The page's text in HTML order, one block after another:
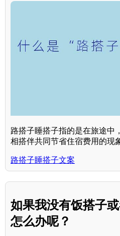
路搭子睡搭子指的是在旅途中
相搭伴共同节省住宿费用的现
路搭子睡搭子文案
如果我没有饭搭子
怎么办呢？